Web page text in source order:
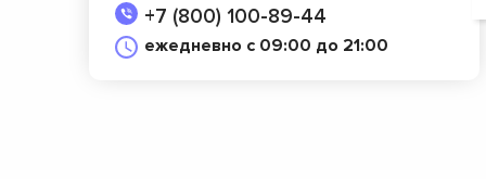
+7 (800) 100-89-44
ежедневно с 09:00 до 21:00